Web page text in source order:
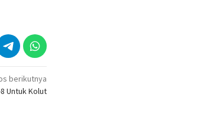
berikutnya
Untuk Kolut